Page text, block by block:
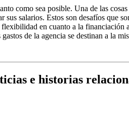
como sea posible. Una de las
sus salarios. Estos son desafíos
en cuanto a la
de la agencia se destinan a la
e historias